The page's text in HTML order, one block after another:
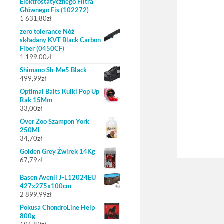
Głównego Fis (102272)
1 631,80zł
zero tolerance Nóż
składany KVT Black Carbon
Fiber (0450CF)
1 199,00zł
Shimano Sh-Me5 Black
499,99zł
Optimal Baits Kulki Pop Up
Rak 15Mm
33,00zł
Over Zoo Szampon York
250Ml
34,70zł
Golden Grey Żwirek 14Kg
67,79zł
Basen Avenli J-L12024EU
427x275x100cm
2 899,99zł
Pokusa ChondroLine Help
800g